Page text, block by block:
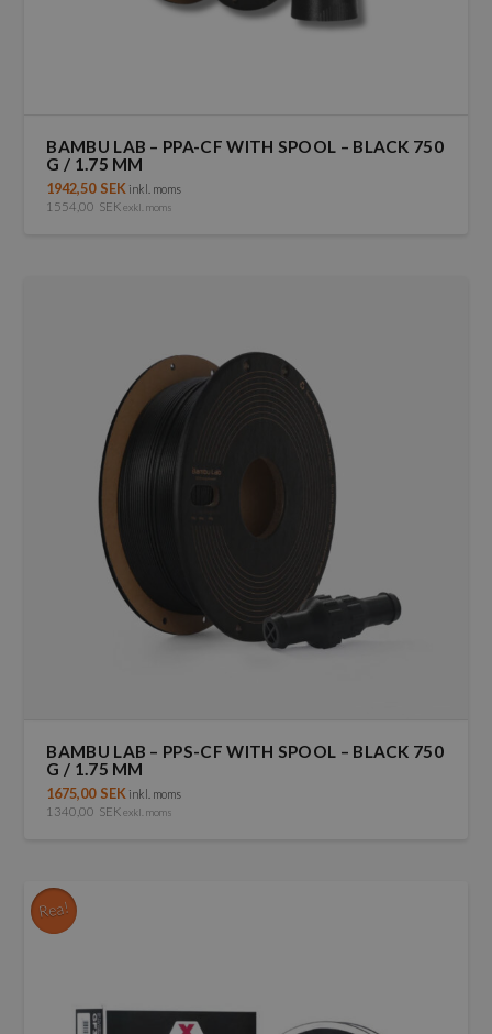
BAMBU LAB – PPA-CF WITH SPOOL – BLACK 750
G / 1.75 MM
1942,50 SEK inkl. moms
1554,00 SEK exkl. moms
BAMBU LAB – PPS-CF WITH SPOOL – BLACK 750
G / 1.75 MM
1675,00 SEK inkl. moms
1340,00 SEK exkl. moms
Rea!